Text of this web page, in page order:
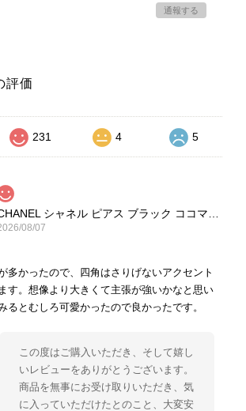
通報する
評価
231 4 5
08/07
多かったので、四角はさりげないアクセント
す。想像より大きくて主張が強いかなと思い
るとむしろ可愛かったので良かったです。
この度はご購入いただき、そして嬉し
いレビューをありがとうございます。
商品を無事にお受け取りいただき、気
に入っていただけたとのこと、大変安